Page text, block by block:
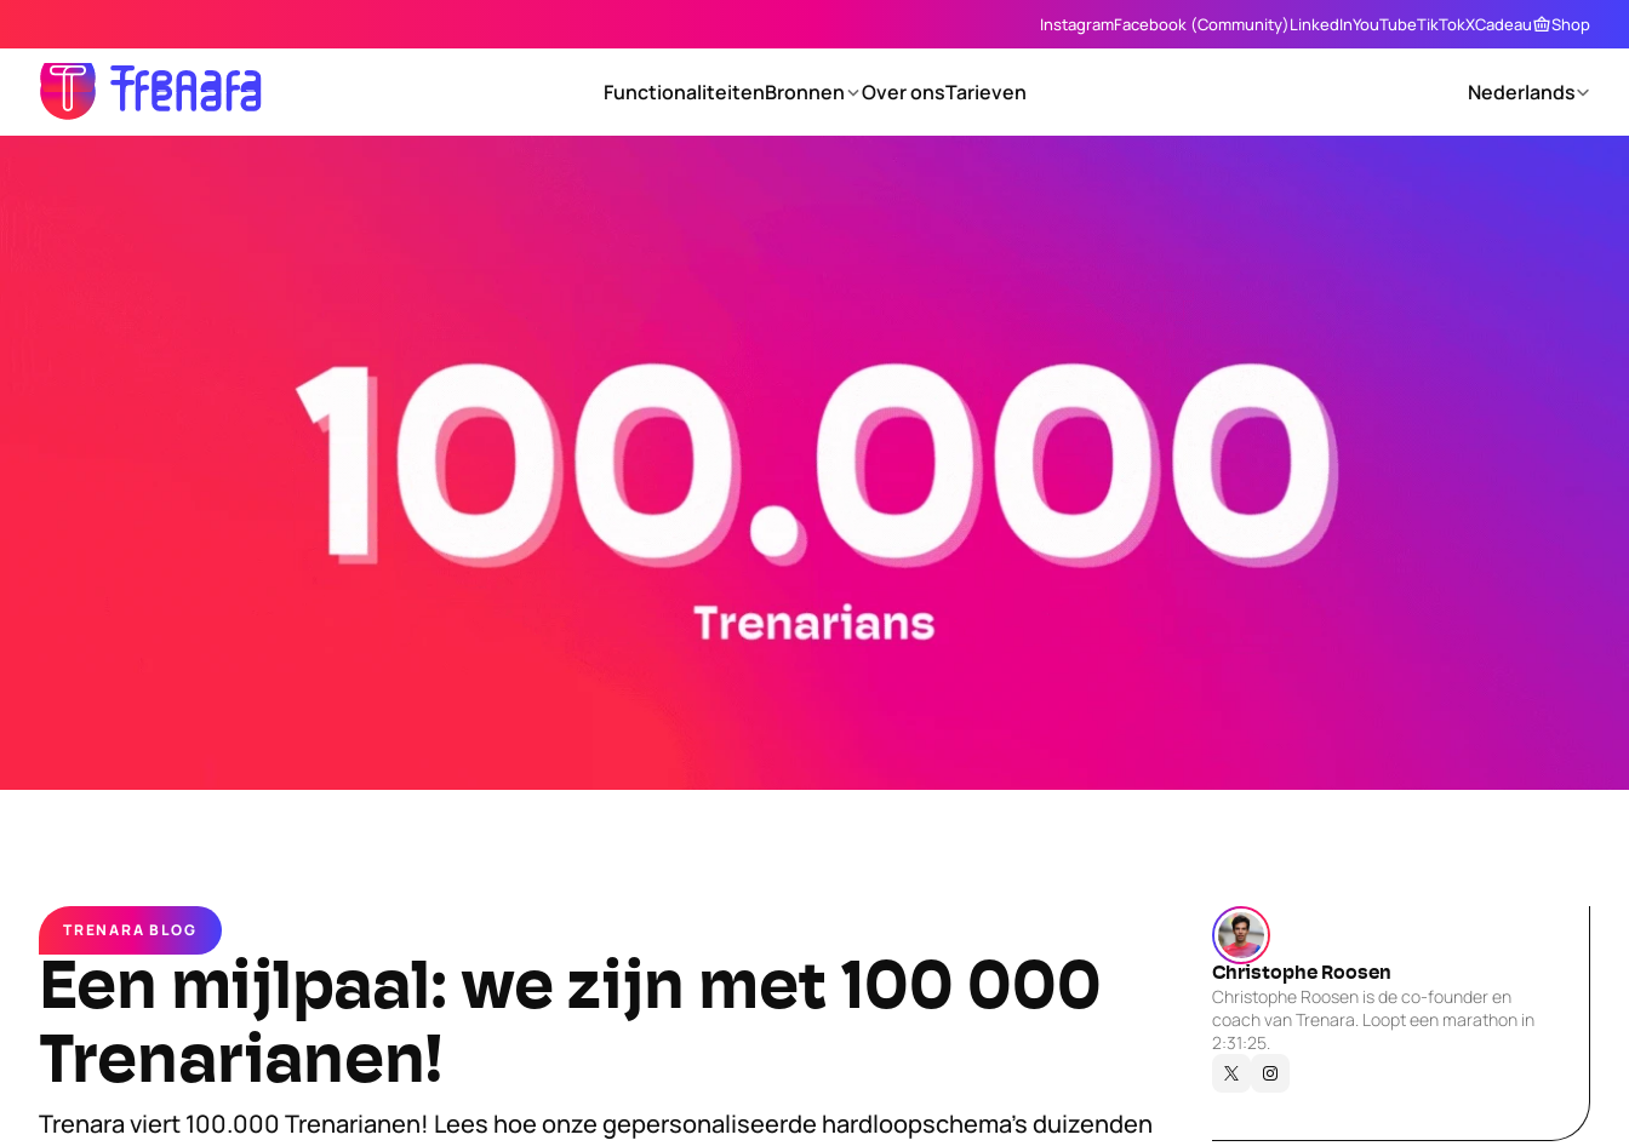
TRENARA BLOG
Een mijlpaal: we zijn met 100 000
Trenarianen!
Trenara viert 100.000 Trenarianen! Lees hoe onze gepersonaliseerde hardloopschema’s duizenden
Christophe Roosen
Christophe Roosen is de co-founder en
coach van Trenara. Loopt een marathon in
2:31:25.
InstagramFacebook (Community)LinkedInYouTubeTikTokXCadeau Shop
FunctionaliteitenBronnen Over onsTarieven Nederlands